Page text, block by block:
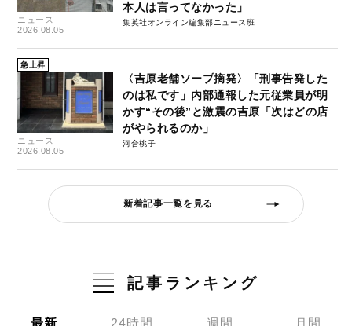
ニュース
2026.08.05
本人は言ってなかった」
集英社オンライン編集部ニュース班
急上昇
ニュース
2026.08.05
〈吉原老舗ソープ摘発〉「刑事告発した
のは私です」内部通報した元従業員が明
かす“その後”と激震の吉原「次はどの店
がやられるのか」
河合桃子
新着記事一覧を見る
記事ランキング
最新 24時間 週間 月間